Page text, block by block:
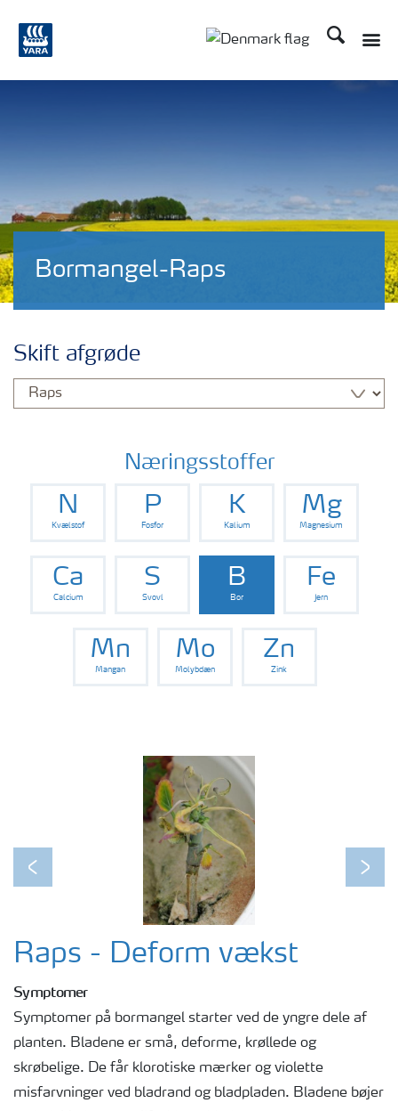
Søg
Bormangel-Raps
Skift afgrøde
Næringsstoffer
N
Kvælstof
P
Fosfor
K
Kalium
Mg
Magnesium
Ca
Calcium
S
Svovl
B
Bor
Fe
Jern
Mn
Mangan
Mo
Molybdæn
Zn
Zink
Previous Next
Raps - Deform vækst
Symptomer
Symptomer på bormangel starter ved de yngre dele af
planten. Bladene er små, deforme, krøllede og
skrøbelige. De får klorotiske mærker og violette
misfarvninger ved bladrand og bladpladen. Bladene bøjer